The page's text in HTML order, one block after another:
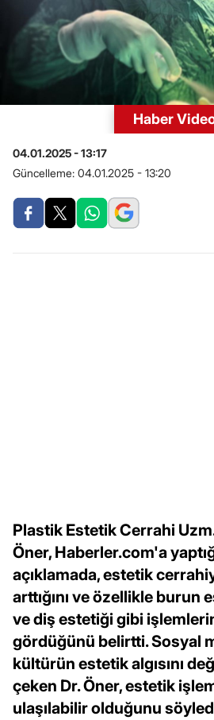
Haber
04.01.2025 - 13:17
Güncelleme: 04.01.2025 - 13:20
Plastik Estetik Cerrahi
Öner, Haberler.com'a
açıklamada, estetik
arttığını ve özellikle burun
ve diş estetiği gibi
gördüğünü belirtti. Sosyal
kültürün estetik algısını
çeken Dr. Öner, estetik
ulaşılabilir olduğunu